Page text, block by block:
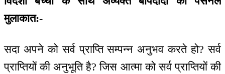
मुलाकात:-
सदा अपने को सर्व प्राप्ति सम्पन्न अनुभव करते हो? सर्व
प्राप्तियों की अनुभूति है? जिस आत्मा को सर्व प्राप्तियों की